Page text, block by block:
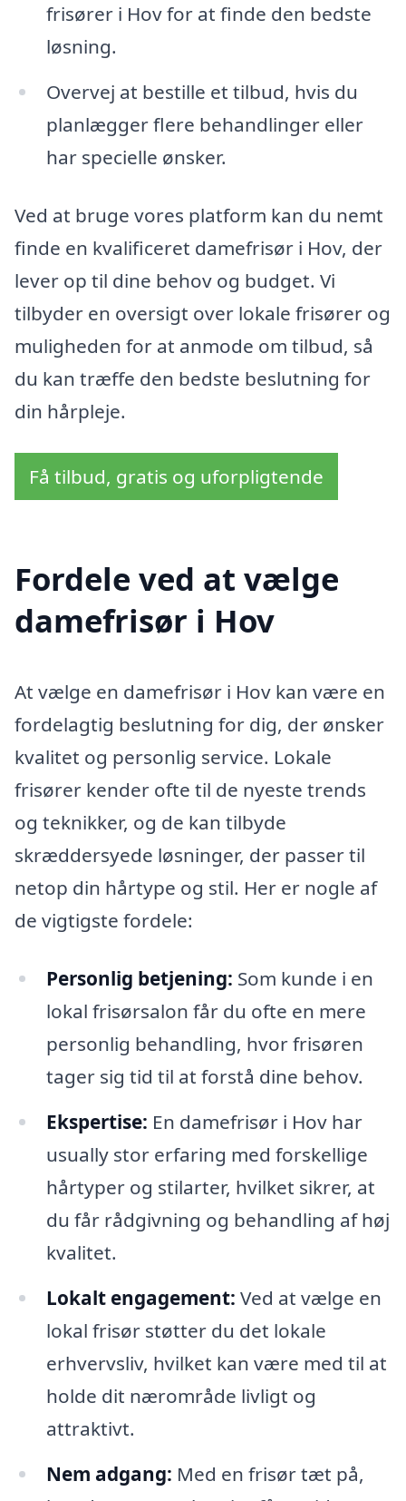
frisører i Hov for at finde den bedste
løsning.
Overvej at bestille et tilbud, hvis du
planlægger flere behandlinger eller
har specielle ønsker.
Ved at bruge vores platform kan du nemt
finde en kvalificeret damefrisør i Hov, der
lever op til dine behov og budget. Vi
tilbyder en oversigt over lokale frisører og
muligheden for at anmode om tilbud, så
du kan træffe den bedste beslutning for
din hårpleje.
Få tilbud, gratis og uforpligtende
Fordele ved at vælge
damefrisør i Hov
At vælge en damefrisør i Hov kan være en
fordelagtig beslutning for dig, der ønsker
kvalitet og personlig service. Lokale
frisører kender ofte til de nyeste trends
og teknikker, og de kan tilbyde
skræddersyede løsninger, der passer til
netop din hårtype og stil. Her er nogle af
de vigtigste fordele:
Personlig betjening: Som kunde i en
lokal frisørsalon får du ofte en mere
personlig behandling, hvor frisøren
tager sig tid til at forstå dine behov.
Ekspertise: En damefrisør i Hov har
usually stor erfaring med forskellige
hårtyper og stilarter, hvilket sikrer, at
du får rådgivning og behandling af høj
kvalitet.
Lokalt engagement: Ved at vælge en
lokal frisør støtter du det lokale
erhvervsliv, hvilket kan være med til at
holde dit nærområde livligt og
attraktivt.
Nem adgang: Med en frisør tæt på,